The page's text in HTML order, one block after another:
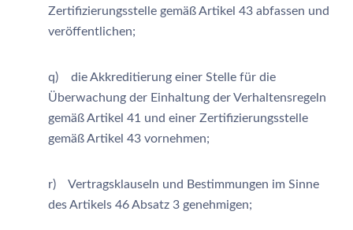
Zertifizierungsstelle gemäß Artikel 43 abfassen und
veröffentlichen;
q) die Akkreditierung einer Stelle für die
Überwachung der Einhaltung der Verhaltensregeln
gemäß Artikel 41 und einer Zertifizierungsstelle
gemäß Artikel 43 vornehmen;
r) Vertragsklauseln und Bestimmungen im Sinne
des Artikels 46 Absatz 3 genehmigen;